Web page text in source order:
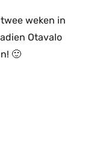
weken in
Otavalo
🙂